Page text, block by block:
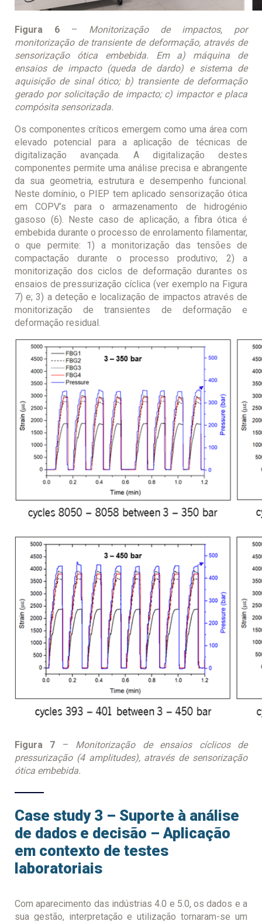
Figura 6 – Monitorização de impactos, por
monitorização de transiente de deformação, através de
sensorização ótica embebida. Em a) máquina de
ensaios de impacto (queda de dardo) e sistema de
aquisição de sinal ótico; b) transiente de deformação
gerado por solicitação de impacto; c) impactor e placa
compósita sensorizada.
Os componentes críticos emergem como uma área com
elevado potencial para a aplicação de técnicas de
digitalização avançada. A digitalização destes
componentes permite uma análise precisa e abrangente
da sua geometria, estrutura e desempenho funcional.
Neste domínio, o PIEP tem aplicado sensorização ótica
em COPV’s para o armazenamento de hidrogénio
gasoso (6). Neste caso de aplicação, a fibra ótica é
embebida durante o processo de enrolamento filamentar,
o que permite: 1) a monitorização das tensões de
compactação durante o processo produtivo; 2) a
monitorização dos ciclos de deformação durantes os
ensaios de pressurização cíclica (ver exemplo na Figura
7) e; 3) a deteção e localização de impactos através de
monitorização de transientes de deformação e
deformação residual.
Figura 7 – Monitorização de ensaios cíclicos de
pressurização (4 amplitudes), através de sensorização
ótica embebida.
Case study 3 – Suporte à análise
de dados e decisão – Aplicação
em contexto de testes
laboratoriais
Com aparecimento das indústrias 4.0 e 5.0, os dados e a
sua gestão, interpretação e utilização tornaram-se um